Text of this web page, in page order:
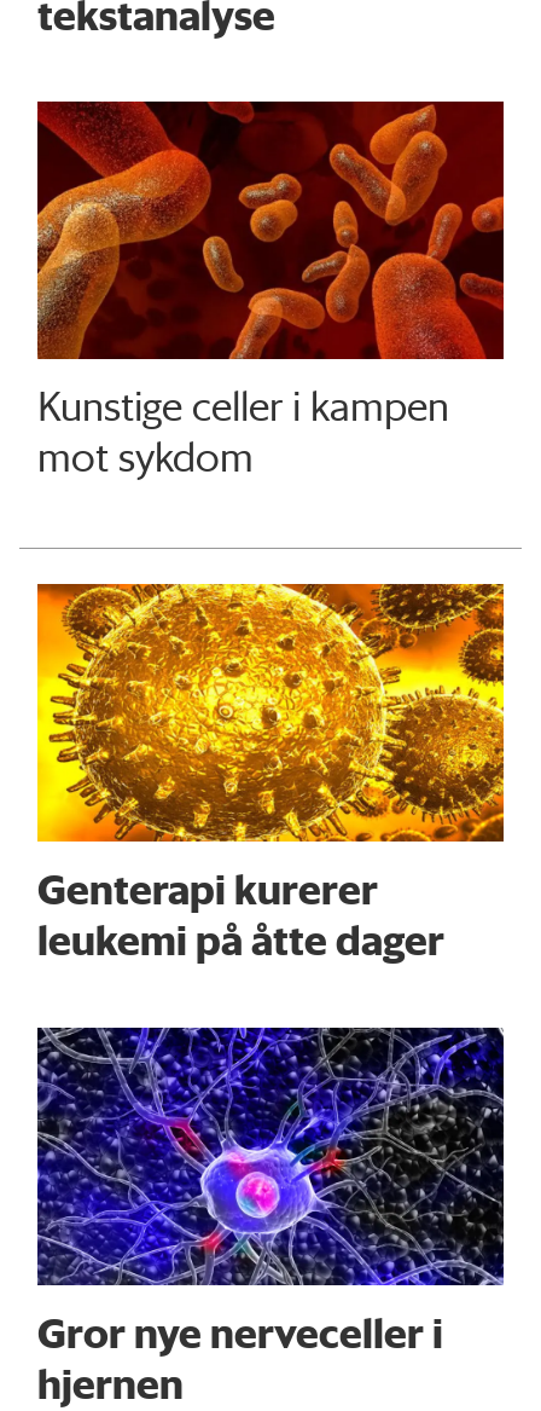
tekstanalyse
Kunstige celler i kampen
mot sykdom
Genterapi kurerer
leukemi på åtte dager
Gror nye nerveceller i
hjernen